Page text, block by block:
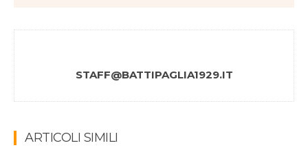
STAFF@BATTIPAGLIA1929.IT
ARTICOLI SIMILI